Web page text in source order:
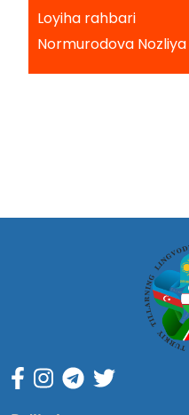
Loyiha rahbari
Normurodova